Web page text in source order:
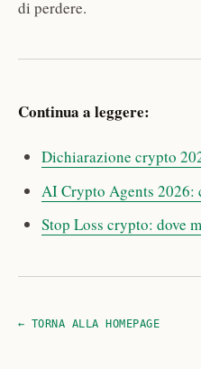
di perdere.
Continua a leggere:
Dichiarazione crypto
AI Crypto Agents 2026:
Stop Loss crypto: dove
← TORNA ALLA HOMEPAGE